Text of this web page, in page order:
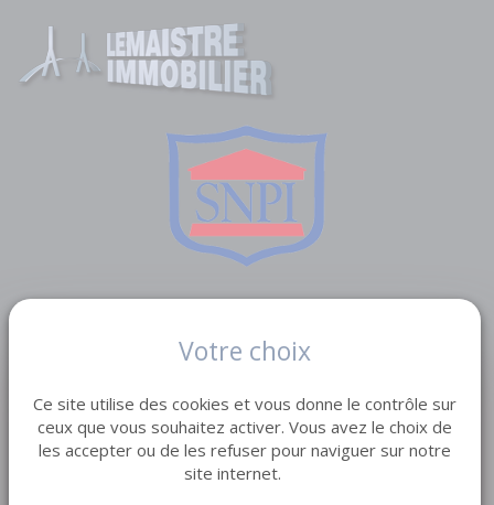
VENTE TERRAIN
Votre choix
Ce site utilise des cookies et vous donne le contrôle sur
ceux que vous souhaitez activer. Vous avez le choix de
les accepter ou de les refuser pour naviguer sur notre
site internet.